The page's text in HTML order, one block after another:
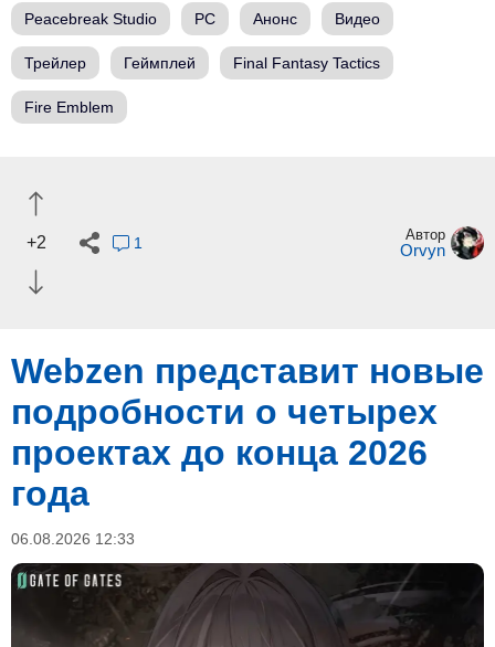
Peacebreak Studio PC Анонс Видео
Трейлер Геймплей Final Fantasy Tactics
Fire Emblem
+2 1 Автор
Orvyn
Webzen представит новые
подробности о четырех
проектах до конца 2026
года
06.08.2026 12:33